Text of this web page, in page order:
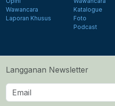
Wawancara
Laporan Khusus
Katalogue
Foto
Podcast
Langganan Newsletter